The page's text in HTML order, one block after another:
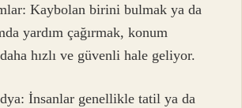
Kaybolan birini bulmak ya da
yardım çağırmak, konum
hızlı ve güvenli hale geliyor.
İnsanlar genellikle tatil ya da